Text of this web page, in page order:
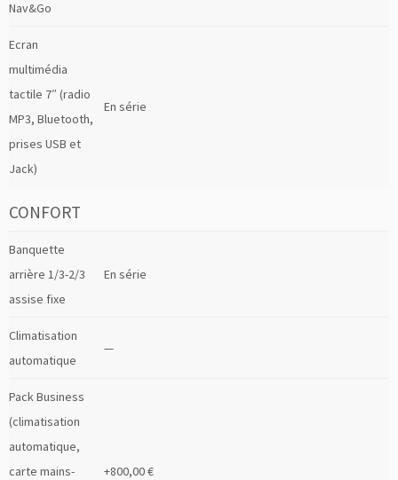
Nav&Go
Ecran
multimédia
tactile 7″ (radio
MP3, Bluetooth,
prises USB et
Jack)
En série
CONFORT
Banquette
arrière 1/3-2/3
assise fixe
En série
Climatisation
automatique
—
Pack Business
(climatisation
automatique,
carte mains-
+800,00 €